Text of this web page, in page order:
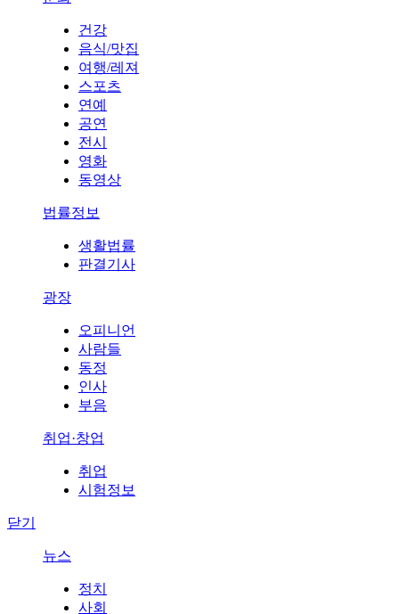
건강
음식/맛집
여행/레져
스포츠
연예
공연
전시
영화
동영상
법률정보
생활법률
판결기사
광장
오피니언
사람들
동정
인사
부음
취업·창업
취업
시험정보
닫기
뉴스
정치
사회